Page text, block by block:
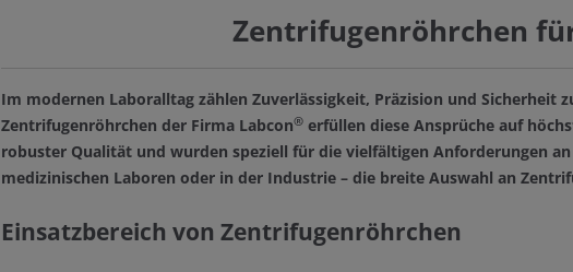
Zentrifugenröhrchen
Im modernen Laboralltag zählen Zuverlässigkeit, Präzision und Sicherheit
Zentrifugenröhrchen der Firma Labcon® erfüllen diese Ansprüche auf
robuster Qualität und wurden speziell für die vielfältigen Anforderungen
medizinischen Laboren oder in der Industrie – die breite Auswahl an
Einsatzbereich von Zentrifugenröhrchen